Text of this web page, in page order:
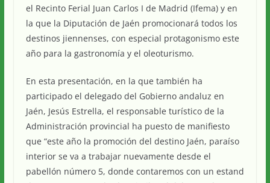
el Recinto Ferial Juan Carlos I de Madrid (Ifema) y en
la que la Diputación de Jaén promocionará todos los
destinos jiennenses, con especial protagonismo este
año para la gastronomía y el oleoturismo.
En esta presentación, en la que también ha
participado el delegado del Gobierno andaluz en
Jaén, Jesús Estrella, el responsable turístico de la
Administración provincial ha puesto de manifiesto
que “este año la promoción del destino Jaén, paraíso
interior se va a trabajar nuevamente desde el
pabellón número 5, donde contaremos con un estand